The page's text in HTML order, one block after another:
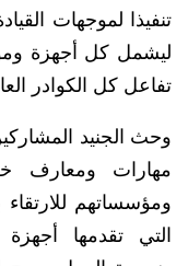
تنفيذا لموجهات
ليشمل كل أجهزة
تفاعل كل الكوادر
وحث الجنيد
مهارات ومعارف
ومؤسساتهم
التي تقدمها